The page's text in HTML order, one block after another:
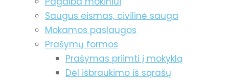
Saugus eismas, civilinė sauga
Mokamos paslaugos
Prašymų formos
Prašymas priimti į mokyklą
Dėl išbraukimo iš sąrašų